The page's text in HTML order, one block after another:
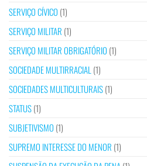
SERVIÇO CÍVICO (1)
SERVIÇO MILITAR (1)
SERVIÇO MILITAR OBRIGATÓRIO (1)
SOCIEDADE MULTIRRACIAL (1)
SOCIEDADES MULTICULTURAIS(1)
STATUS(1)
SUBJETIVISMO (1)
SUPREMO INTERESSE DO MENOR (1)